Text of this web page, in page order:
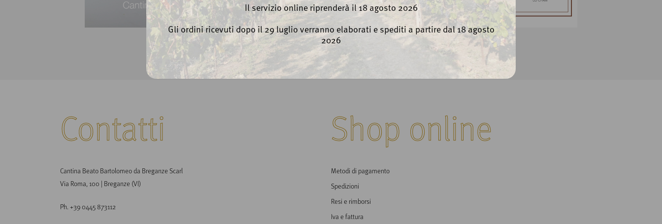
Contatti
Cantina Beato Bartolomeo da Breganze Scarl
Via Roma, 100 | Breganze (VI)
Ph. +39 0445 873112
Shop online
Metodi di pagamento
Spedizioni
Resi e rimborsi
Iva e fattura
Il servizio online riprenderà il 18 agosto 2026
Gli ordini ricevuti dopo il 29 luglio verranno elaborati e spediti a partire dal 18 agosto
2026